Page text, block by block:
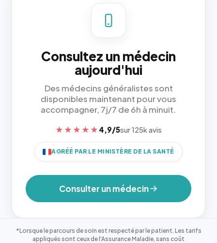
Consultez un médecin
aujourd'hui
Des médecins généralistes sont
disponibles maintenant pour vous
accompagner, 7j/7 de 6h à minuit.
★★★★★ 4,9/5sur 125k avis
AGRÉÉ PAR LE MINISTÈRE DE LA SANTÉ
Consulter un médecin
*Lorsque le parcours de soin est respecté par le patient. Les tarifs
appliqués sont ceux de l'Assurance Maladie, sans coût